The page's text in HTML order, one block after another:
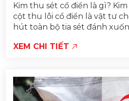
Kim thu sét cổ điển là gì?
cột thu lôi cổ điển là vật tư
hút toàn bộ tia sét đánh
XEM CHI TIẾT